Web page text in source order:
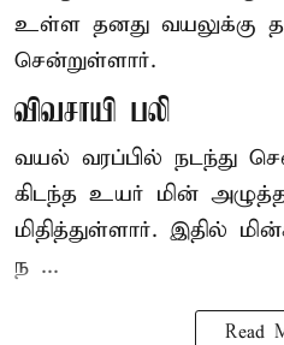
உள்ள தனது வயலுக்கு
சென்றுள்ளார்.
விவசாயி பலி
வயல் வரப்பில் நடந்து
கிடந்த உயர் மின்
மிதித்துள்ளார். இதில்
ந ...
Read